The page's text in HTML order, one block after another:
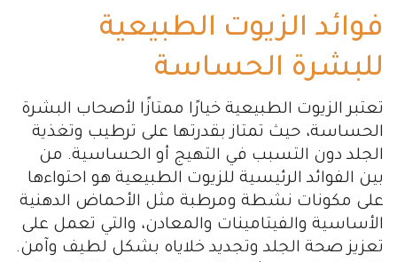
فوائد الزيوت الطبيعية
للبشرة الحساسة
تعتبر الزيوت الطبيعية خيارًا ممتازًا لأصحاب البشرة
الحساسة، حيث تمتاز بقدرتها على ترطيب وتغذية
الجلد دون التسبب في التهيج أو الحساسية. من
بين الفوائد الرئيسية للزيوت الطبيعية هو احتواءها
على مكونات نشطة ومرطبة مثل الأحماض الدهنية
الأساسية والفيتامينات والمعادن، والتي تعمل على
تعزيز صحة الجلد وتجديد خلاياه بشكل لطيف وآمن.